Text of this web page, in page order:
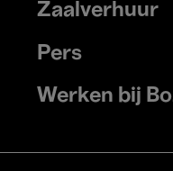
Zaalverhuur
Pers
Werken bij